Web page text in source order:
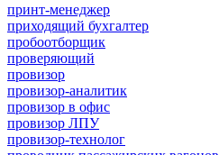
принт-менеджер
приходящий бухгалтер
пробоотборщик
проверяющий
провизор
провизор-аналитик
провизор в офис
провизор ЛПУ
провизор-технолог